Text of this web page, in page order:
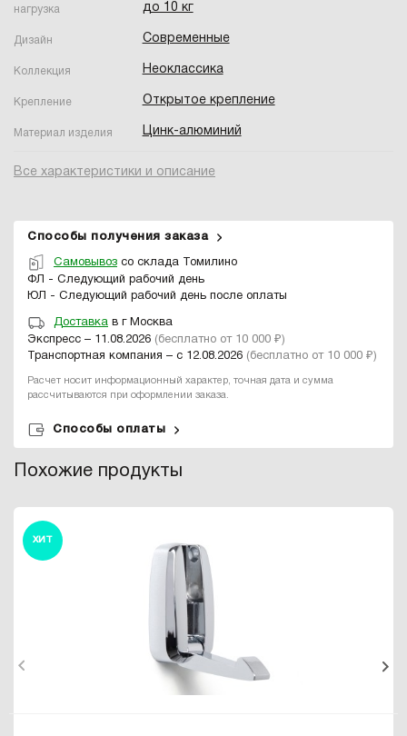
нагрузка
до 10 кг
Дизайн Современные
Коллекция Неоклассика
Крепление Открытое крепление
Материал изделия Цинк-алюминий
Все характеристики и описание
Способы получения заказа
Самовывоз со склада Томилино
ФЛ - Следующий рабочий день
ЮЛ - Следующий рабочий день после оплаты
Доставка в г Москва
Экспресс – 11.08.2026 (бесплатно от 10 000 ₽)
Транспортная компания – с 12.08.2026 (бесплатно от 10 000 ₽)
Расчет носит информационный характер, точная дата и сумма
рассчитываются при оформлении заказа.
Способы оплаты
Похожие продукты
ХИТ